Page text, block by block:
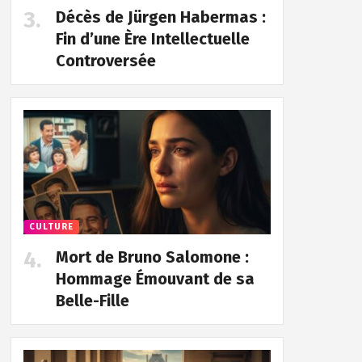
Décès de Jürgen Habermas :
Fin d’une Ère Intellectuelle
Controversée
CULTURE
Mort de Bruno Salomone :
Hommage Émouvant de sa
Belle-Fille